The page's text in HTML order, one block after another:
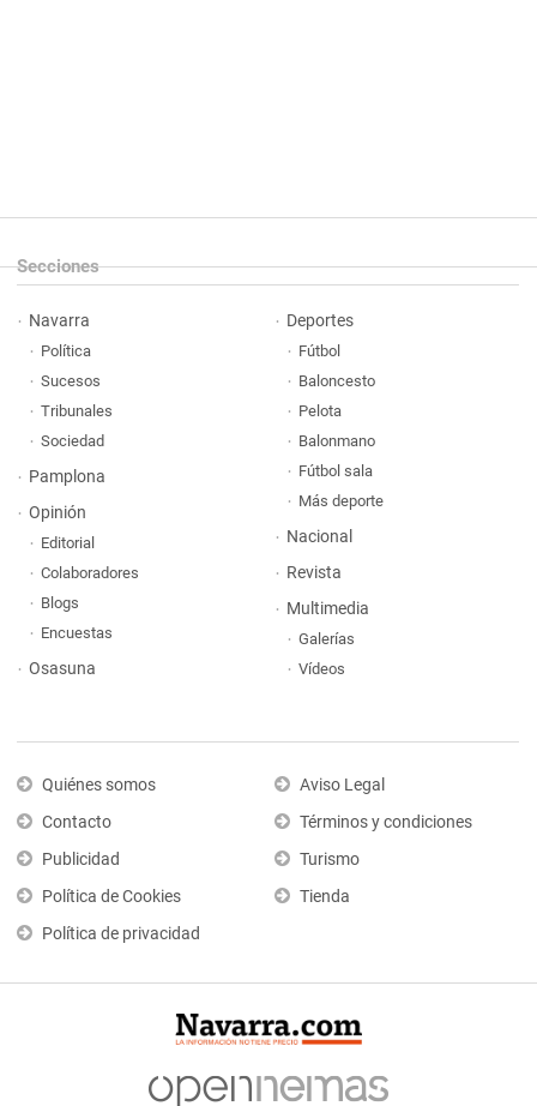
Secciones
Navarra
Política
Sucesos
Tribunales
Sociedad
Pamplona
Opinión
Editorial
Colaboradores
Blogs
Encuestas
Osasuna
Deportes
Fútbol
Baloncesto
Pelota
Balonmano
Fútbol sala
Más deporte
Nacional
Revista
Multimedia
Galerías
Vídeos
Quiénes somos
Contacto
Publicidad
Política de Cookies
Política de privacidad
Aviso Legal
Términos y condiciones
Turismo
Tienda